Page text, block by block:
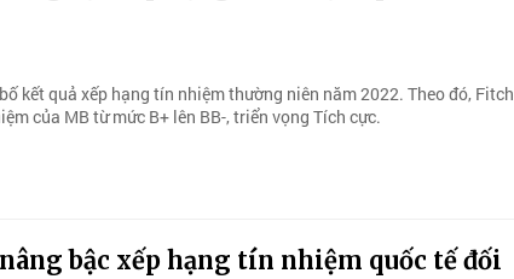
kết quả xếp hạng tín nhiệm thường niên năm 2022. Theo đó, Fitch
của MB từ mức B+ lên BB-, triển vọng Tích cực.
bậc xếp hạng tín nhiệm quốc tế đối